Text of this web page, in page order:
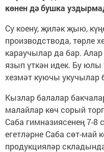
көнен дә бушка
Су коену, җиләк җыю,
производствода, төрле
караучылар да бар.
язып үткән идек. Бу
хезмәт куючы укучылар
Кызлар балалар
малайлар көч сорый
Саба гимназиясенең 7-
егетләрне Саба сөт-май
продукцияләр